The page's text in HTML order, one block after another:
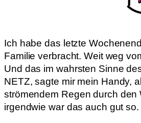
Ich habe das letzte
Familie verbracht. Weit weg
Und das im wahrsten Sinne
NETZ, sagte mir mein Handy,
strömendem Regen durch den
irgendwie war das auch gut so.